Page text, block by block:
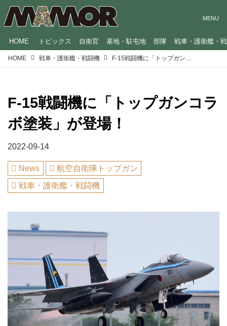
HOME トピックス 自衛官 基地・駐屯地 部隊 戦車・護衛艦・
HOME 戦車・護衛艦・戦闘機
F-15戦闘機に「トップガンコラ
ボ塗装」が登場！
2022-09-14
News
航空自衛隊トップガン
戦車・護衛艦・戦闘機